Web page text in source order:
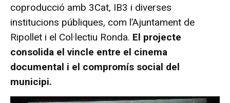
coproducció amb 3Cat, IB3 i diverses
institucions públiques, com l’Ajuntament de
Ripollet i el Col·lectiu Ronda. El projecte
consolida el vincle entre el cinema
documental i el compromís social del
municipi.